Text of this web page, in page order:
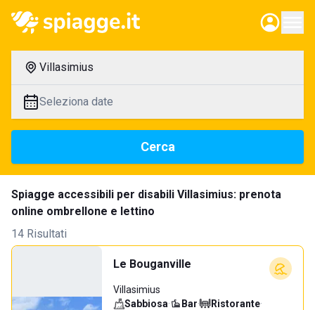
Villasimius
Seleziona date
Cerca
Spiagge accessibili per disabili Villasimius: prenota
online ombrellone e lettino
14 Risultati
Le Bouganville
Villasimius
Sabbiosa· Bar· Ristorante·